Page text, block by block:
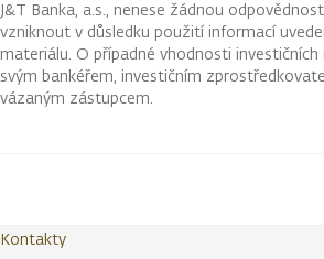
J&T Banka, a.s., nenese žádnou
vzniknout v důsledku použití informací
materiálu. O případné vhodnosti
svým bankéřem, investičním
vázaným zástupcem.
Kontakty